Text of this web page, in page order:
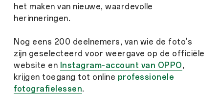
het maken van nieuwe, waardevolle
herinneringen.
Nog eens 200 deelnemers, van wie de foto's
zijn geselecteerd voor weergave op de officiële
website en Instagram-account van OPPO,
krijgen toegang tot online professionele
fotografielessen.